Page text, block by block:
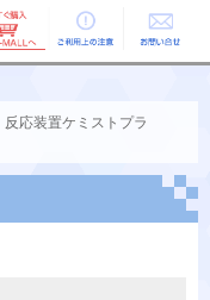
ご利用上の お問い合せ
反応装置ケミストプラ